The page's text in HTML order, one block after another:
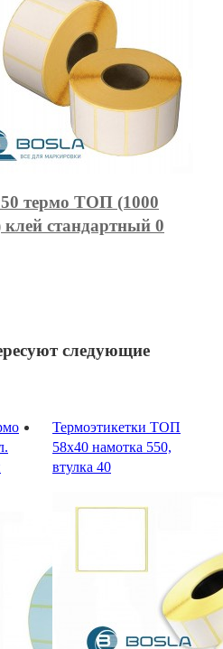
термо ТОП (1000
клей стандартный 0
следующие
Термоэтикетки ТОП
58х40 намотка 550,
втулка 40